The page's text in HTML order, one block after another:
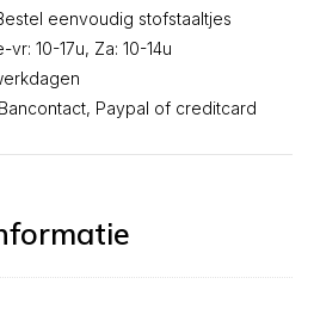
eenvoudig stofstaaltjes
vr: 10-17u, Za: 10-14u
Paypal of creditcard